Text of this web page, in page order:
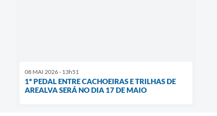
08 MAI 2026 - 13h51
1º PEDAL ENTRE CACHOEIRAS E TRILHAS DE
AREALVA SERÁ NO DIA 17 DE MAIO